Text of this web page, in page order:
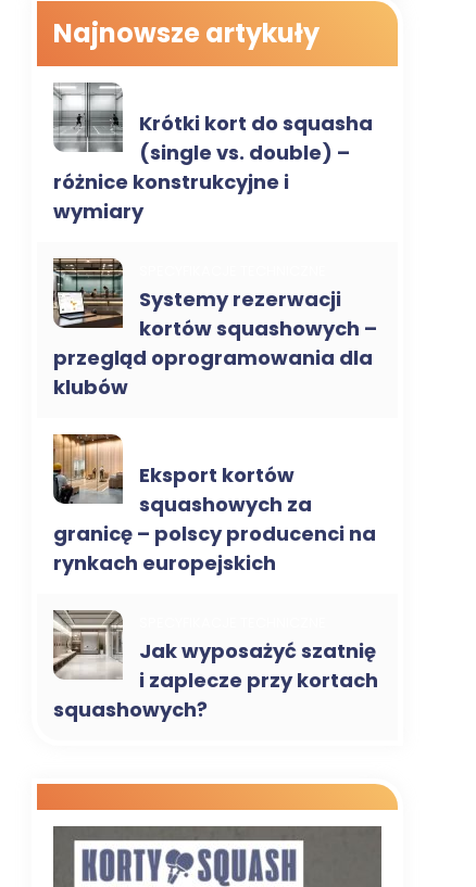
Najnowsze artykuły
Krótki kort do squasha
(single vs. double) –
różnice konstrukcyjne i
wymiary
Systemy rezerwacji
kortów squashowych –
przegląd oprogramowania dla
klubów
Eksport kortów
squashowych za
granicę – polscy producenci na
rynkach europejskich
Jak wyposażyć szatnię
i zaplecze przy kortach
squashowych?